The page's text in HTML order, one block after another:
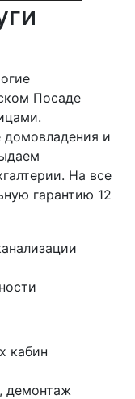
Посаде
и
На все
гарантию 12
демонтаж